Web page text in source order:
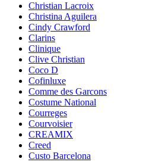
Christian Lacroix
Christina Aguilera
Cindy Crawford
Clarins
Clinique
Clive Christian
Coco D
Cofinluxe
Comme des Garcons
Costume National
Courreges
Courvoisier
CREAMIX
Creed
Custo Barcelona